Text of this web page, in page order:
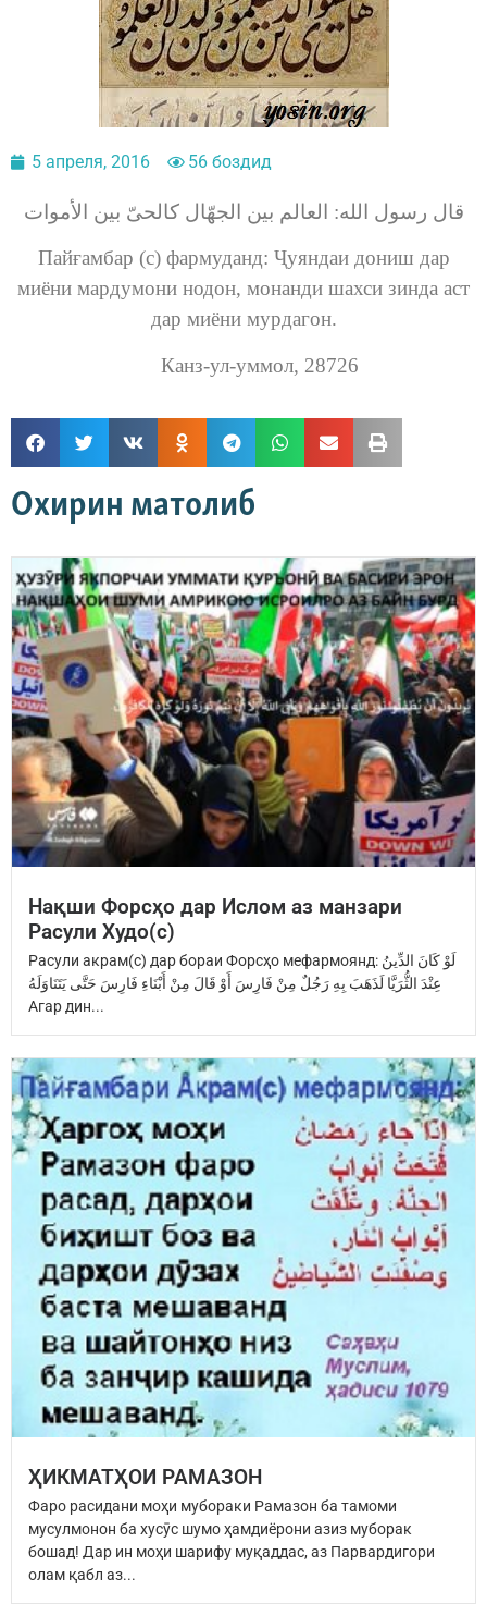
5 апреля, 2016 56 боздид
قال رسول الله: العالم بین الجهّال کالحیّ بین الأموات
Пайғамбар (с) фармуданд: Ҷуяндаи дониш дар
миёни мардумони нодон, монанди шахси зинда аст
дар миёни мурдагон.
Канз-ул-уммол, 28726
Охирин матолиб
Нақши Форсҳо дар Ислом аз манзари
Расули Худо(с)
Расули акрам(с) дар бораи Форсҳо мефармоянд: ‏لَوْ كَانَ الدِّينُ
عِنْدَ ‏الثُّرَيَّا‏ ‏لَذَهَبَ بِهِ رَجُلٌ مِنْ فَارِسَ ‏أَوْ قَالَ مِنْ أَبْنَاءِ فَارِسَ ‏حَتَّى يَتَنَاوَلَهُ
Агар дин...
ҲИКМАТҲОИ РАМАЗОН
Фаро расидани моҳи мубораки Рамазон ба тамоми
мусулмонон ба хусӯс шумо ҳамдиёрони азиз муборак
бошад! Дар ин моҳи шарифу муқаддас, аз Парвардигори
олам қабл аз...